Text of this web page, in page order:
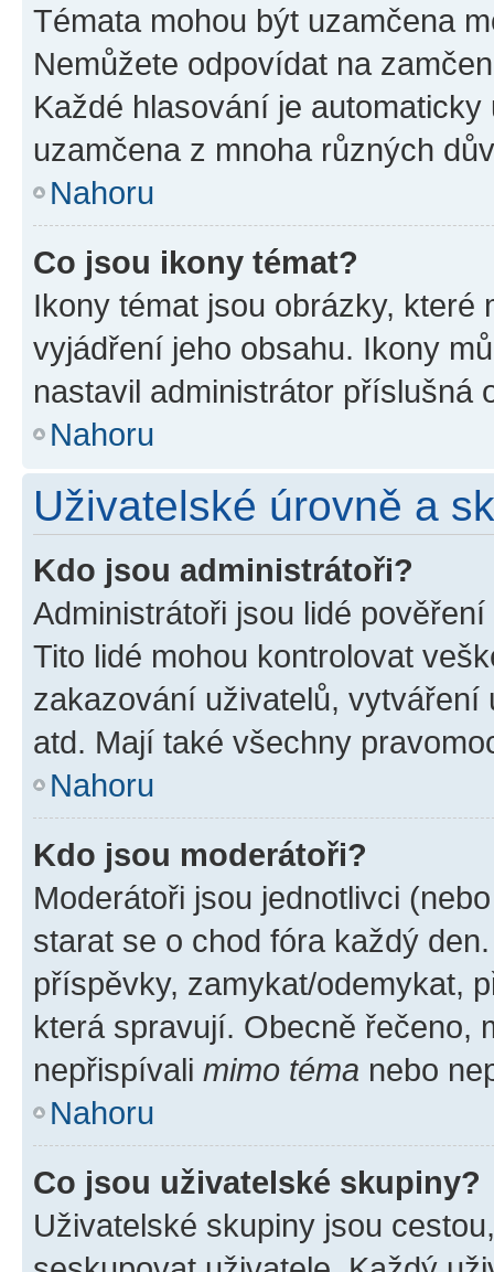
Témata mohou být uzamčena
Nemůžete odpovídat na
Každé hlasování je
uzamčena z mnoha různých
Nahoru
Co jsou ikony témat?
Ikony témat jsou obrázky,
vyjádření jeho obsahu. Ikony
nastavil administrátor příslušná
Nahoru
Uživatelské úrovně a
Kdo jsou administrátoři?
Administrátoři jsou lidé
Tito lidé mohou kontrolovat
zakazování uživatelů,
atd. Mají také všechny
Nahoru
Kdo jsou moderátoři?
Moderátoři jsou jednotlivci
starat se o chod fóra každý
příspěvky, zamykat/odemykat,
která spravují. Obecně řečeno,
nepřispívali mimo téma nebo
Nahoru
Co jsou uživatelské skupiny?
Uživatelské skupiny jsou